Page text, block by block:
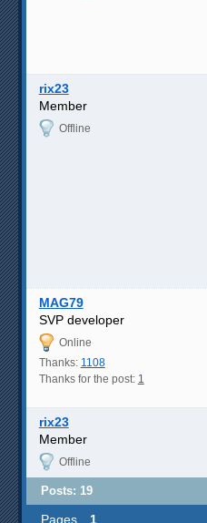
rix23
Member
Offline
MAG79
SVP developer
Online
Thanks: 1108
Thanks for the post: 1
rix23
Member
Offline
Posts: 19
Pages 1